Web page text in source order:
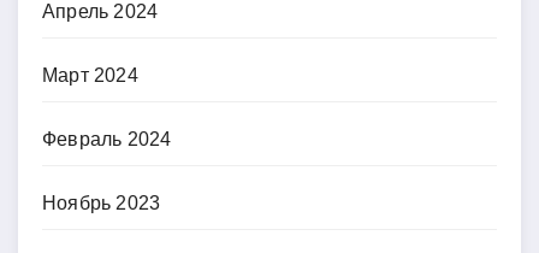
Апрель 2024
Март 2024
Февраль 2024
Ноябрь 2023